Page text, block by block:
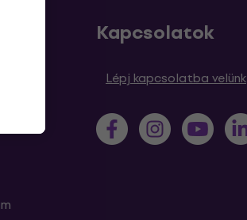
Kapcsolatok
Lépj kapcsolatba velünk